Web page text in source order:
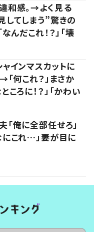
和感。→よく見る
てしまう”驚きの
だこれ！？」「壊
インマスカットに
何これ？」まさか
ろに！？」「かわい
俺に全部任せろ」
にこれ…」妻が目に